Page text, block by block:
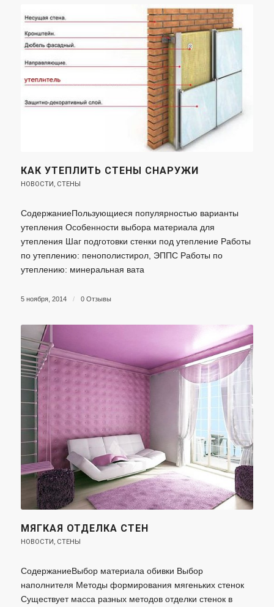
КАК УТЕПЛИТЬ СТЕНЫ СНАРУЖИ
НОВОСТИ , СТЕНЫ
СодержаниеПользующиеся популярностью варианты
утепления Особенности выбора материала для
утепления Шаг подготовки стенки под утепление Работы
по утеплению: пенополистирол, ЭППС Работы по
утеплению: минеральная вата
5 ноября, 2014 / 0 Отзывы
МЯГКАЯ ОТДЕЛКА СТЕН
НОВОСТИ, СТЕНЫ
СодержаниеВыбор материала обивки Выбор
наполнителя Методы формирования мягеньких стенок
Существует масса разных методов отделки стенок в